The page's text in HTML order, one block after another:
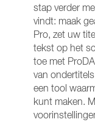
stap verder
vindt: maak
Pro, zet uw
tekst op het
toe met
van
een tool
kunt maken.